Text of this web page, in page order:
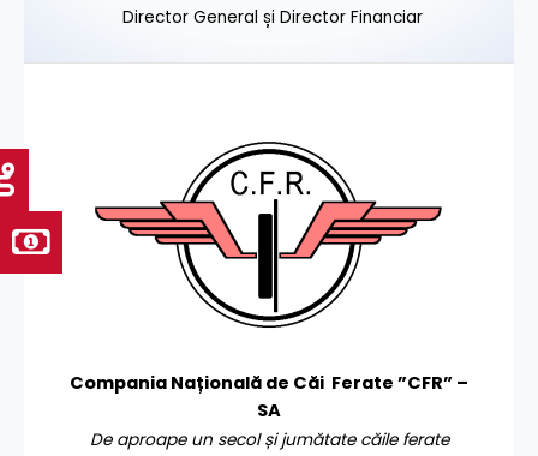
Director General și Director Financiar
Compania Națională de Căi Ferate ”CFR” –
SA
De aproape un secol și jumătate căile ferate